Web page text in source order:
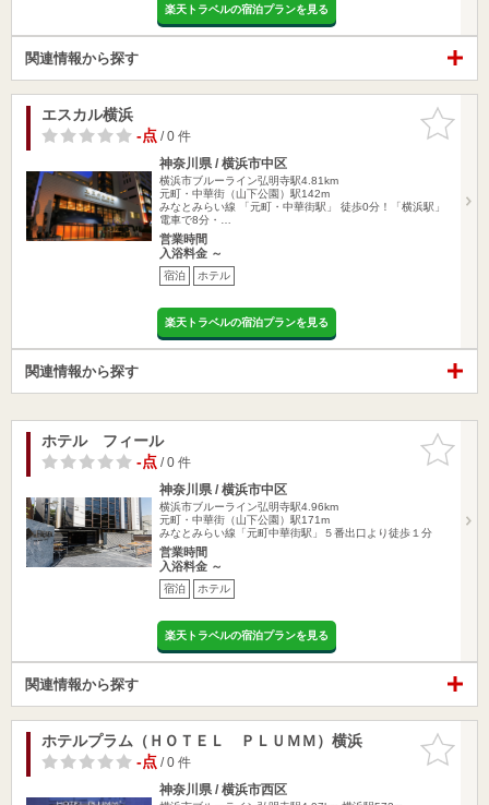
楽天トラベルの宿泊プランを見る
関連情報から探す
お気に入
りに追加
エスカル横浜
-点/ 0 件
神奈川県 / 横浜市中区
横浜市ブルーライン弘明寺駅4.81km
元町・中華街（山下公園）駅142m
みなとみらい線 「元町・中華街駅」 徒歩0分！「横浜駅」
電車で8分・…
営業時間
入浴料金 ～
宿泊 ホテル
楽天トラベルの宿泊プランを見る
関連情報から探す
お気に入
りに追加
ホテル フィール
-点/ 0 件
神奈川県 / 横浜市中区
横浜市ブルーライン弘明寺駅4.96km
元町・中華街（山下公園）駅171m
みなとみらい線「元町中華街駅」５番出口より徒歩１分
営業時間
入浴料金 ～
宿泊 ホテル
楽天トラベルの宿泊プランを見る
関連情報から探す
お気に入
りに追加
ホテルプラム（ＨＯＴＥＬ ＰＬＵＭＭ）横浜
-点/ 0 件
神奈川県 / 横浜市西区